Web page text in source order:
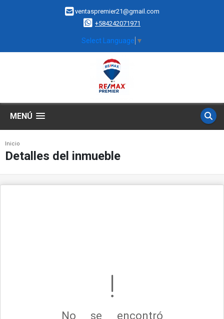
ventaspremier21@gmail.com
+584242071971
Select Language ▼
MENÚ
Inicio
Detalles del inmueble
No se encontró